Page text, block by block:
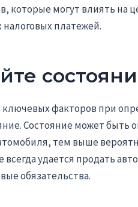
которые могут влиять на
платежей.
факторов при
Состояние может
тем выше
всегда удается продать
обязательства.